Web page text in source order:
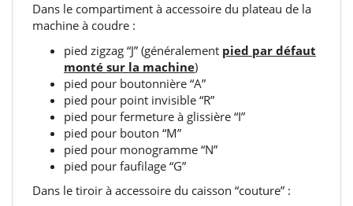
Dans le compartiment à accessoire du plateau de la
machine à coudre :
pied zigzag “J” (généralement pied par défaut
monté sur la machine)
pied pour boutonnière “A”
pied pour point invisible “R”
pied pour fermeture à glissière “I”
pied pour bouton “M”
pied pour monogramme “N”
pied pour faufilage “G”
Dans le tiroir à accessoire du caisson “couture” :